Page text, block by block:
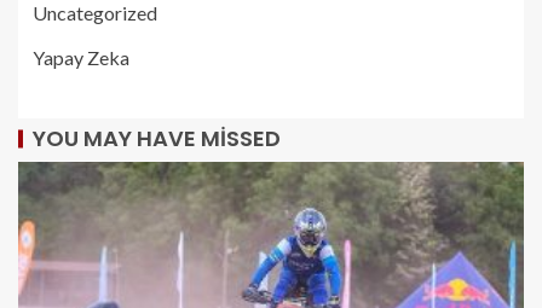
Uncategorized
Yapay Zeka
YOU MAY HAVE MISSED